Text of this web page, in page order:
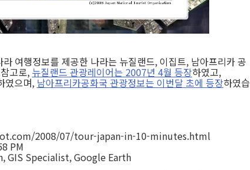
여행정보를 제공한 나라는 뉴질랜드, 이집트, 남아프리카 공
고로,뉴질랜드 관광레이어는 2007년 4월 등장하였고,
였으며, 남아프리카공화국 관광정보는 이번달 초에 등장하였습
2008/07/tour-japan-in-10-minutes.html
PM
GIS Specialist, Google Earth